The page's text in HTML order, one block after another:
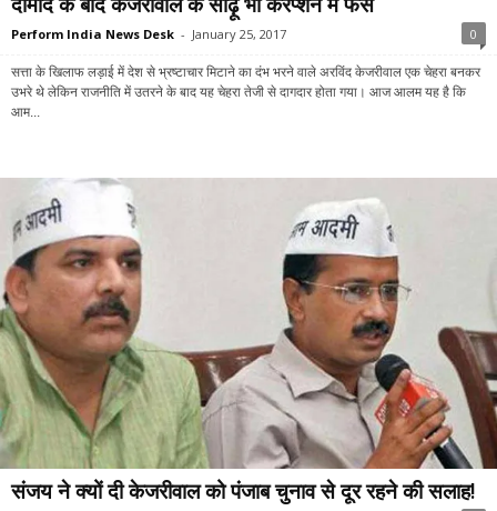
Perform India News Desk - January 25, 2017 0
सत्ता के खिलाफ लड़ाई में देश से भ्रष्टाचार मिटाने का दंभ भरने वाले अरविंद केजरीवाल एक चेहरा बनकर
उभरे थे लेकिन राजनीति में उतरने के बाद यह चेहरा तेजी से दागदार होता गया। आज आलम यह है कि
आम...
संजय ने क्यों दी केजरीवाल को पंजाब चुनाव से दूर रहने की सलाह!